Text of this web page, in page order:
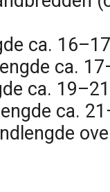
ca.
ca.
ca.
ca.